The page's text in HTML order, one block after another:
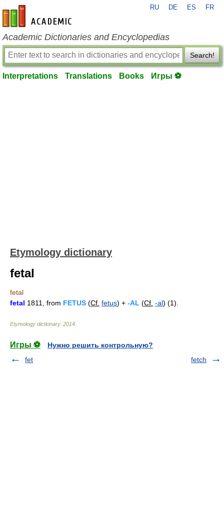
en-academic.com
RU DE ES FR
Academic Dictionaries and Encyclopedias
Search!
Interpretations Translations Books Игры ⚽
Etymology dictionary
fetal
fetal
fetal 1811, from FETUS (Cf. fetus) + -AL (Cf. -al) (1).
Etymology dictionary. 2014
Игры ⚽
Нужно решить контрольную?
fet
fetch